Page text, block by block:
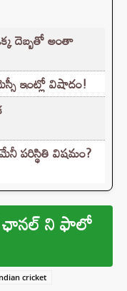
దెబ్బతో అంతా
ఇంట్లో విషాదం!
పరిస్థితి విషమం?
ని ఫాలో
cricket